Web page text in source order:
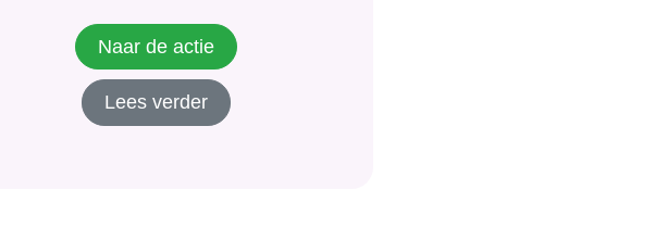
korting op het leveringstarief voor
stroom van Nuon
Energie ontvangen. Dit komt er
Naar de actie
Lees verder